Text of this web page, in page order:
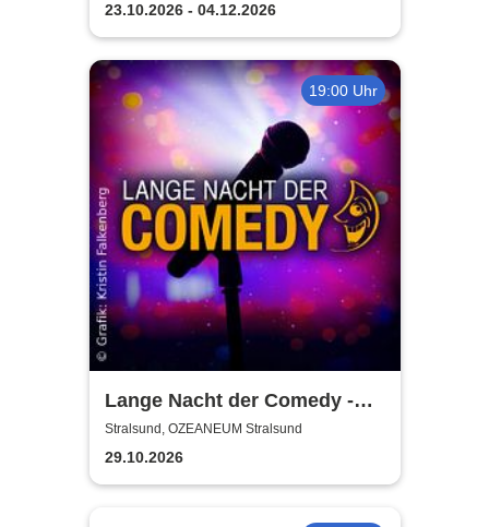
23.10.2026 - 04.12.2026
19:00 Uhr
Lange Nacht der Comedy -
Die Stadt lacht
Stralsund, OZEANEUM Stralsund
29.10.2026